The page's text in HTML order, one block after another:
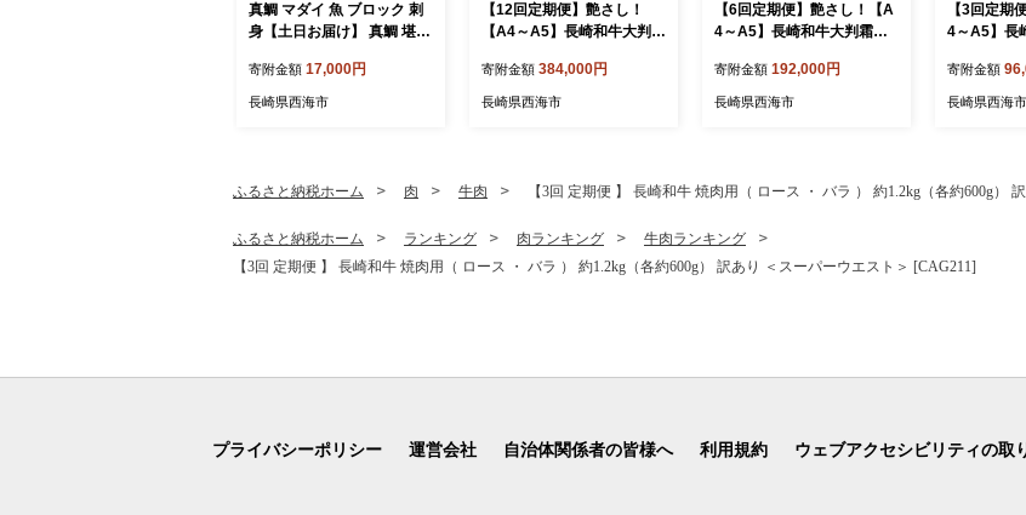
真鯛 マダイ 魚 ブロック 刺
身【土日お届け】 真鯛 堪能
産種苗＞ [CBW005] 長崎 西
海 新鮮 真鯛 たい タイ 魚 刺
ブロック 贈答 ギフト 冷蔵
海産物 魚介類 カルパッチョ
鯛の煮つけ 料理 お刺身 タ
イ 真鯛 海鮮
寄附金額 17,000円
長崎県西海市
【12回定期便】艶さし！
【A4～A5】長崎和牛大判霜
g（250g×6パック）＜株式
会社MEAT PLUS＞ [CFT08
寄附金額 384,000円
長崎県西海市
【6回定期便】艶さし！【A
4～A5】長崎和牛大判霜降
（250g×6パック）＜株式会
社MEAT PLUS＞ [CFT086]
寄附金額 192,000円
長崎県西海市
【3回定期
4～A5】長
（250g×6
社MEAT
寄附金額
長崎県西海市
ふるさと納税ホーム 肉 牛肉 【3回 定期便 】 長崎和牛 焼肉用（ ロース ・ バラ ） 約1.2kg（各約600g）
ふるさと納税ホーム ランキング 肉ランキング
牛肉ランキング
【3回 定期便 】 長崎和牛 焼肉用（ ロース ・ バラ ） 約1.2kg（各約600g） 訳あり ＜スーパーウエスト＞ [CAG211]
プライバシーポリシー 運営会社 自治体関係者の皆様へ 利用規約 ウェブアクセシビリティの取